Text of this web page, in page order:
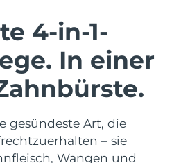
4-in-1-
In einer
gesündeste Art, die
– sie
Wangen und
massage
Gesichtsstraffung
toning
Erwartete Lieferung
Erwartete Lieferung8/11/26
Erwartete Lieferung 8/10/26
Erwartete Lieferung